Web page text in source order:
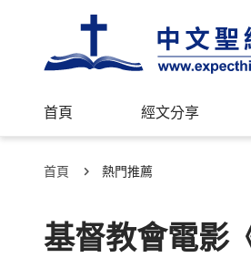
首頁 經文分享
首頁 熱門推薦
基督教會電影